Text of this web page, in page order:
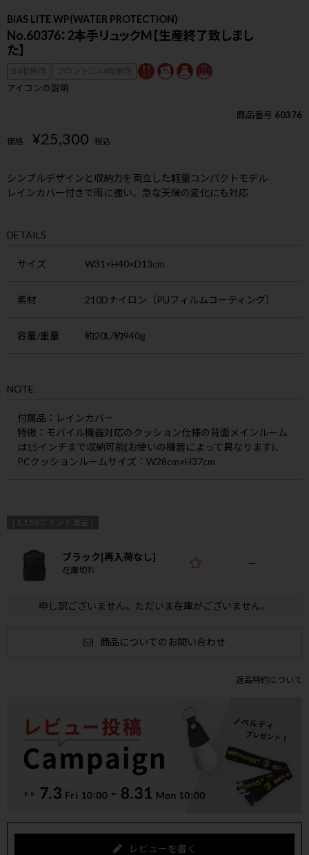
BIAS LITE WP(WATER PROTECTION)
No.60376：2本手リュックM【生産終了致しまし
た】
B4収納可
フロントにA4収納可
アイコンの説明
商品番号 60376
価格 ¥25,300 税込
シンプルデザインと収納力を両立した軽量コンパクトモデル
レインカバー付きで雨に強い、急な天候の変化にも対応
DETAILS
サイズ W31×H40×D13cm
素材 210Dナイロン（PUフィルムコーティング）
容量/重量 約20L/約940g
NOTE
付属品：レインカバー
特徴：モバイル機器対応のクッション仕様の背面メインルーム
は15インチまで収納可能(お使いの機器によって異なります)、
PCクッションルームサイズ：W28cm×H37cm
[ 1,150 ポイント進呈 ]
ブラック[再入荷なし]
在庫切れ
—
申し訳ございません。ただいま在庫がございません。
商品についてのお問い合わせ
返品特約について
レビューを書く